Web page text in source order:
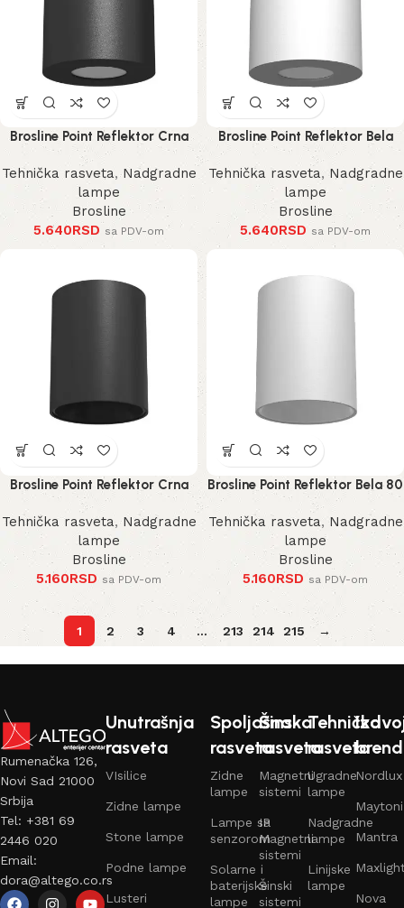
Brosline Point Reflektor Crna
100 mm
Tehnička rasveta,Nadgradne
lampe
Brosline
5.640RSD sa PDV-om
Brosline Point Reflektor Bela
100 mm
Tehnička rasveta, Nadgradne
lampe
Brosline
5.640RSD sa PDV-om
Brosline Point Reflektor Crna
80 mm 115 mm
Tehnička rasveta,Nadgradne
lampe
Brosline
5.160RSD sa PDV-om
Brosline Point Reflektor Bela 80
mm 115 mm
Tehnička rasveta, Nadgradne
lampe
Brosline
5.160RSD sa PDV-om
1 2 3 4 … 213 214 215 →
Rumenačka 126,
Novi Sad 21000
Srbija
Tel: +381 69
2446 020
Email:
dora@altego.co.rs
Unutrašnja
rasveta
VIsilice
Zidne lampe
Stone lampe
Podne lampe
Lusteri
Spoljašna
rasveta
Zidne
lampe
Lampe sa
senzorom
Solarne i
baterijske
lampe
Šinska
rasveta
Magnetni
sistemi
IP
Magnetni
sistemi
Šinski
sistemi
Tehnička
rasveta
Ugradne
lampe
Nadgradne
lampe
Linijske
lampe
Nordlux
Maytoni
Mantra
Nova